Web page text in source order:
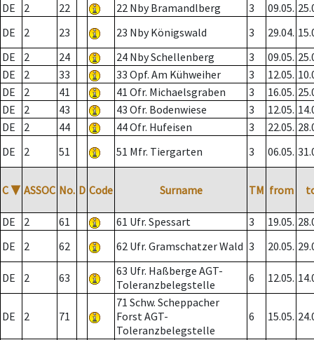
DE
2 22 22 Nby Bramandlberg 3 09.05.
DE
2 23 23 Nby Königswald 3 29.04.
DE
2 24 24 Nby Schellenberg 3 09.05.
DE
2 33 33 Opf. Am Kühweiher 3 12.05.
DE
2 41 41 Ofr. Michaelsgraben 3 16.05.
DE
2 43 43 Ofr. Bodenwiese 3 12.05.
DE
2 44 44 Ofr. Hufeisen 3 22.05.
DE
2 51 51 Mfr. Tiergarten 3 06.05.
C ▼ ASSOC No. D Code Surname TM from
DE 2 61 61 Ufr. Spessart 3 19.05.
DE
2 62 62 Ufr. Gramschatzer Wald 3 20.05.
DE 2 63
63 Ufr. Haßberge AGT-
Toleranzbelegstelle
6 12.05.
DE 2 71
71 Schw. Scheppacher
Forst AGT-
Toleranzbelegstelle
6 15.05.